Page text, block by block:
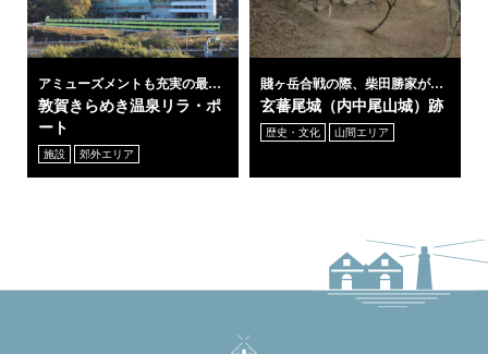
アミューズメントも充実の最新
温泉施設
敦賀きらめき温泉リラ・ポ
ート
施設 郊外エリア
賤ヶ岳合戦の際、柴田勝家が本
陣として築城
玄蕃尾城（内中尾山城）跡
歴史・文化 山間エリア